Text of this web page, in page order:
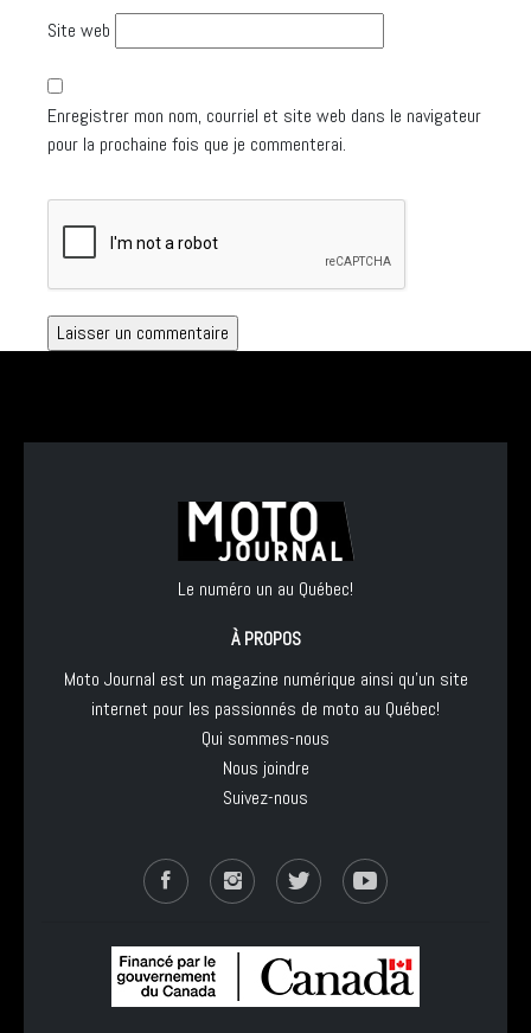
Site web
Enregistrer mon nom, courriel et site web dans le navigateur
pour la prochaine fois que je commenterai.
Le numéro un au Québec!
À PROPOS
Moto Journal est un magazine numérique ainsi qu'un site
internet pour les passionnés de moto au Québec!
Qui sommes-nous
Nous joindre
Suivez-nous